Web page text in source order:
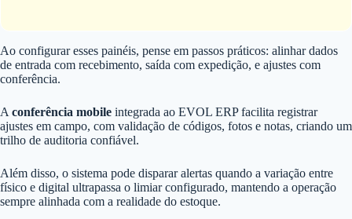
Ao configurar esses painéis, pense em passos práticos: alinhar dados
de entrada com recebimento, saída com expedição, e ajustes com
conferência.
A conferência mobile integrada ao EVOL ERP facilita registrar
ajustes em campo, com validação de códigos, fotos e notas, criando um
trilho de auditoria confiável.
Além disso, o sistema pode disparar alertas quando a variação entre
físico e digital ultrapassa o limiar configurado, mantendo a operação
sempre alinhada com a realidade do estoque.